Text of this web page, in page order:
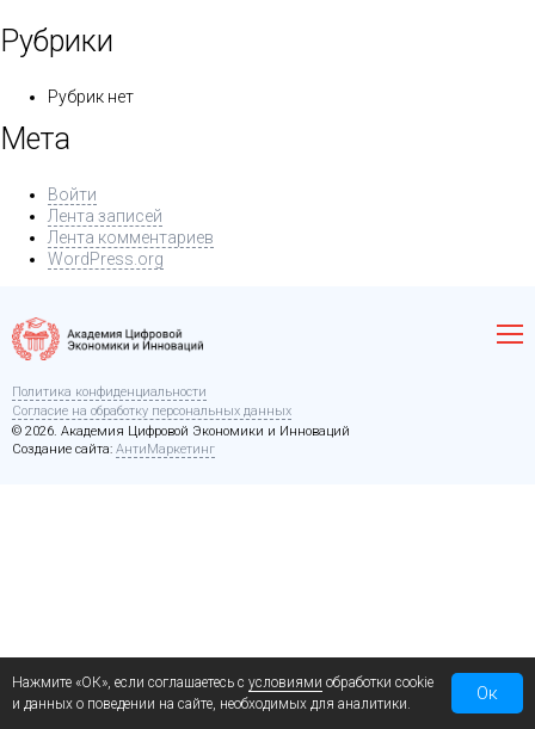
Рубрики
Рубрик нет
Мета
Войти
Лента записей
Лента комментариев
WordPress.org
Политика конфиденциальности
Согласие на обработку персональных данных
© 2026. Академия Цифровой Экономики и Инноваций
Создание сайта: АнтиМаркетинг
Нажмите «ОК», если соглашаетесь с условиями обработки cookie
и данных о поведении на сайте, необходимых для аналитики.
Ок